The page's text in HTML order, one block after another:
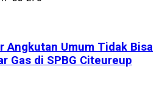
Angkutan Umum Tidak Bisa
Gas di SPBG Citeureup